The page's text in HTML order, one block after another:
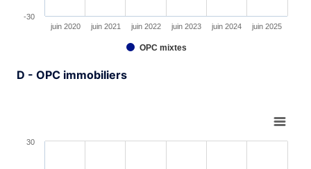
OPC mixtes
juin 2020 juin 2021 juin 2022 juin 2023 juin 2024 juin 2025
-30
End of interactive chart.
D - OPC immobiliers
Bar chart with 6 bars.
30